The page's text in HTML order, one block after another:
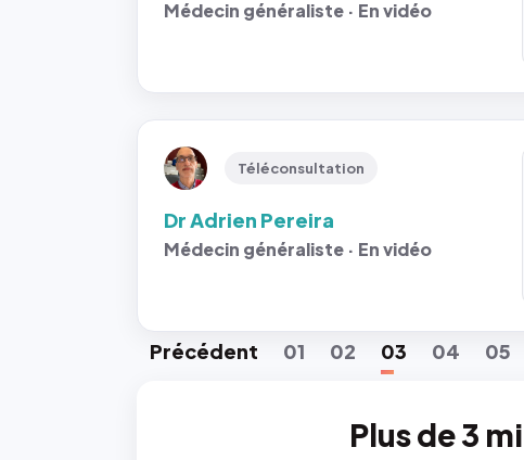
Médecin généraliste · En vidéo
Téléconsultation
Dr Adrien Pereira
Médecin généraliste · En vidéo
Précédent 01 02 03 04 05
Plus de 3